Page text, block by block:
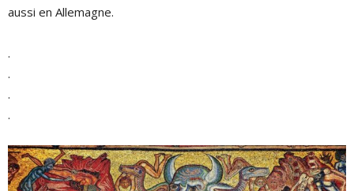
aussi en Allemagne.
.
.
.
.